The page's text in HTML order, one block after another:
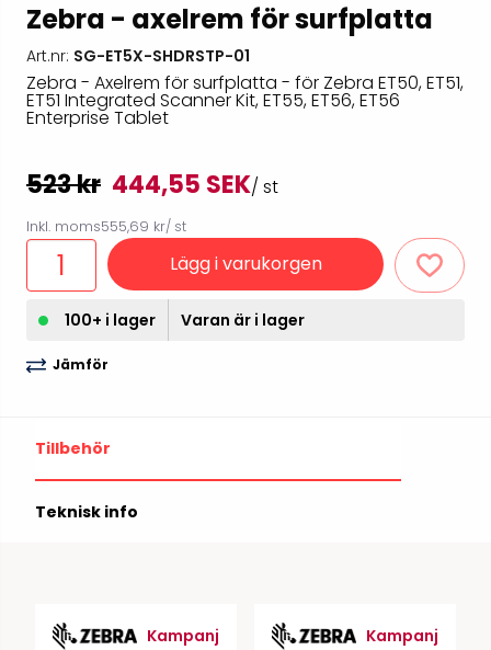
Zebra - axelrem för surfplatta
Art.nr: SG-ET5X-SHDRSTP-01
Zebra - Axelrem för surfplatta - för Zebra ET50, ET51,
ET51 Integrated Scanner Kit, ET55, ET56, ET56
Enterprise Tablet
523 kr 444,55 SEK/ st
Inkl. moms555,69 kr/ st
Lägg i varukorgen
100+ i lager Varan är i lager
Jämför
Tillbehör
Teknisk info
Kampanj Kampanj